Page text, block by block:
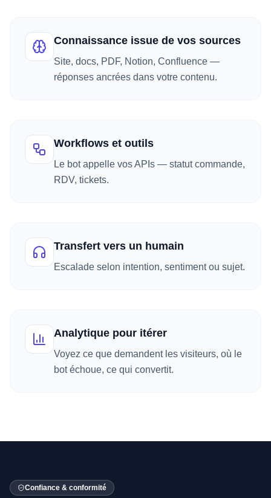
Connaissance issue de vos sources
Site, docs, PDF, Notion, Confluence —
réponses ancrées dans votre contenu.
Workflows et outils
Le bot appelle vos APIs — statut commande,
RDV, tickets.
Transfert vers un humain
Escalade selon intention, sentiment ou sujet.
Analytique pour itérer
Voyez ce que demandent les visiteurs, où le
bot échoue, ce qui convertit.
Confiance & conformité